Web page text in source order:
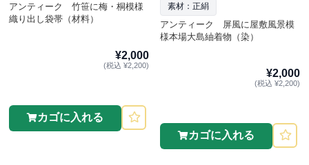
アンティーク 竹笹に梅・桐模様
織り出し袋帯（材料）
¥2,000
(税込 ¥2,200)
カゴに入れる
素材：正絹
アンティーク 屏風に屋敷風景模
様本場大島紬着物（染）
¥2,000
(税込 ¥2,200)
カゴに入れる